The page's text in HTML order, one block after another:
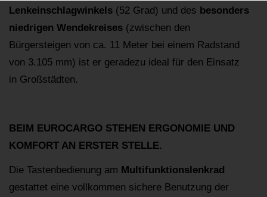
Lenkeinschlagwinkels (52 Grad) und des besonders
niedrigen Wendekreises (zwischen den
Bürgersteigen von ca. 11 Meter bei einem Radstand
von 3.105 mm) ist er geradezu ideal für den Einsatz
in Großstädten.
BEIM EUROCARGO STEHEN ERGONOMIE UND
KOMFORT AN ERSTER STELLE.
Die Tastenbedienung am Multifunktionslenkrad
gestattet eine vollkommen sichere Benutzung der